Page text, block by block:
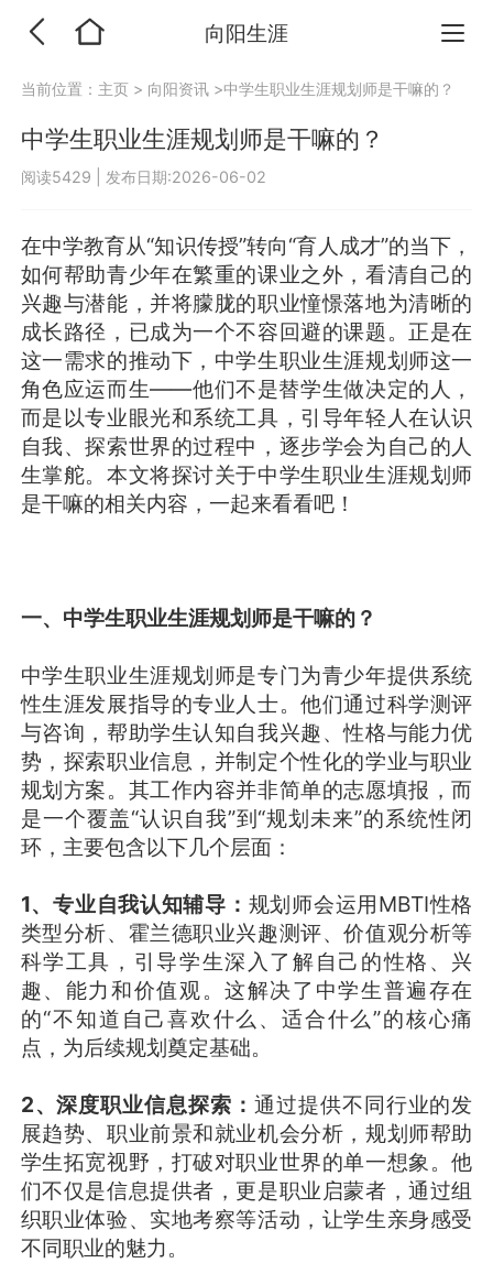
向阳生涯
当前位置： 主页 > 向阳资讯 >中学生职业生涯规划师是干嘛的？
中学生职业生涯规划师是干嘛的？
阅读5429 发布日期:2026-06-02
在中学教育从“知识传授”转向“育人成才”的当下，
如何帮助青少年在繁重的课业之外，看清自己的
兴趣与潜能，并将朦胧的职业憧憬落地为清晰的
成长路径，已成为一个不容回避的课题。正是在
这一需求的推动下，中学生职业生涯规划师这一
角色应运而生——他们不是替学生做决定的人，
而是以专业眼光和系统工具，引导年轻人在认识
自我、探索世界的过程中，逐步学会为自己的人
生掌舵。本文将探讨关于中学生职业生涯规划师
是干嘛的相关内容，一起来看看吧！
一、中学生职业生涯规划师是干嘛的？
中学生职业生涯规划师是专门为青少年提供系统
性生涯发展指导的专业人士。他们通过科学测评
与咨询，帮助学生认知自我兴趣、性格与能力优
势，探索职业信息，并制定个性化的学业与职业
规划方案。其工作内容并非简单的志愿填报，而
是一个覆盖“认识自我”到“规划未来”的系统性闭
环，主要包含以下几个层面：
1、专业自我认知辅导： 规划师会运用MBTI性格
类型分析、霍兰德职业兴趣测评、价值观分析等
科学工具，引导学生深入了解自己的性格、兴
趣、能力和价值观。这解决了中学生普遍存在
的“不知道自己喜欢什么、适合什么”的核心痛
点，为后续规划奠定基础。
2、深度职业信息探索： 通过提供不同行业的发
展趋势、职业前景和就业机会分析，规划师帮助
学生拓宽视野，打破对职业世界的单一想象。他
们不仅是信息提供者，更是职业启蒙者，通过组
织职业体验、实地考察等活动，让学生亲身感受
不同职业的魅力。